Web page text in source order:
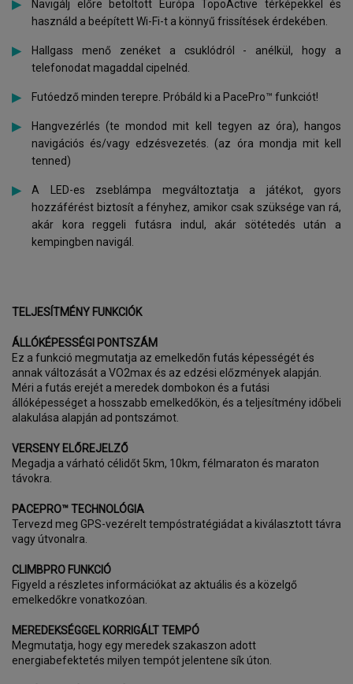
Navigálj előre betöltött Európa TopoActive térképekkel és
használd a beépített Wi-Fi-t a könnyű frissítések érdekében.
Hallgass menő zenéket a csuklódról - anélkül, hogy a
telefonodat magaddal cipelnéd.
Futóedző minden terepre. Próbáld ki a PacePro™ funkciót!
Hangvezérlés (te mondod mit kell tegyen az óra), hangos
navigációs és/vagy edzésvezetés. (az óra mondja mit kell
tenned)
A LED-es zseblámpa megváltoztatja a játékot, gyors
hozzáférést biztosít a fényhez, amikor csak szüksége van rá,
akár kora reggeli futásra indul, akár sötétedés után a
kempingben navigál.
TELJESÍTMÉNY FUNKCIÓK
ÁLLÓKÉPESSÉGI PONTSZÁM
Ez a funkció megmutatja az emelkedőn futás képességét és
annak változását a VO2max és az edzési előzmények alapján.
Méri a futás erejét a meredek dombokon és a futási
állóképességet a hosszabb emelkedőkön, és a teljesítmény időbeli
alakulása alapján ad pontszámot.
VERSENY ELŐREJELZŐ
Megadja a várható célidőt 5km, 10km, félmaraton és maraton
távokra.
PACEPRO™ TECHNOLÓGIA
Tervezd meg GPS-vezérelt tempóstratégiádat a kiválasztott távra
vagy útvonalra.
CLIMBPRO FUNKCIÓ
Figyeld a részletes információkat az aktuális és a közelgő
emelkedőkre vonatkozóan.
MEREDEKSÉGGEL KORRIGÁLT TEMPÓ
Megmutatja, hogy egy meredek szakaszon adott
energiabefektetés milyen tempót jelentene sík úton.